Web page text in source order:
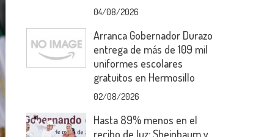
04/08/2026
Arranca Gobernador Durazo
entrega de más de 109 mil
uniformes escolares
gratuitos en Hermosillo
02/08/2026
Hasta 89% menos en el
recibo de luz: Sheinbaum y